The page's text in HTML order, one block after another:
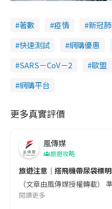
著數 疫情 新冠
快速測試
網購優惠
SARS－CoV－2
歐盟
網購平台
更多真實評價
風傳媒
旅遊攻略
旅遊注意｜搭飛機帶尿袋標
（文章由風傳媒授權轉載
閱讀更多